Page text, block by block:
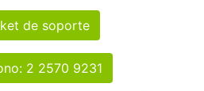
de soporte
2 2570 9231